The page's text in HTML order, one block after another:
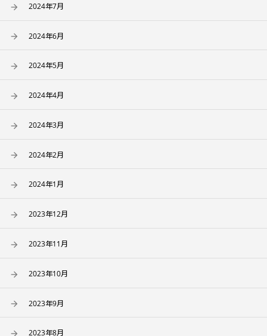
2024年7月
2024年6月
2024年5月
2024年4月
2024年3月
2024年2月
2024年1月
2023年12月
2023年11月
2023年10月
2023年9月
2023年8月